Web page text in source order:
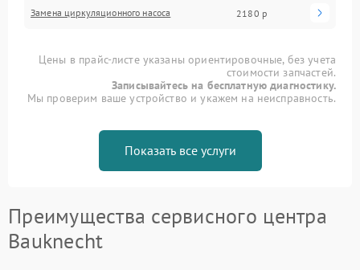
Замена циркуляционного насоса 2180 р
Цены в прайс-листе указаны ориентировочные, без учета
стоимости запчастей.
Записывайтесь на бесплатную диагностику.
Мы проверим ваше устройство и укажем на неисправность.
Показать все услуги
Преимущества сервисного центра
Bauknecht